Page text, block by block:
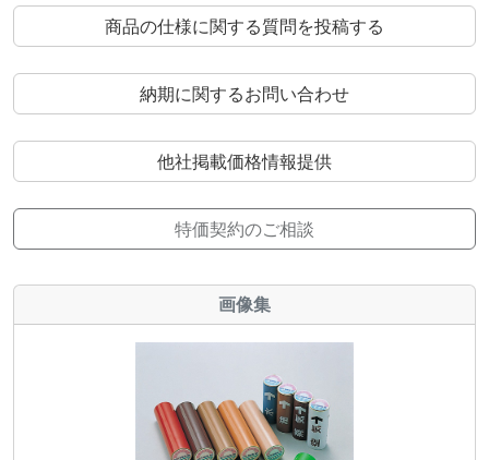
商品の仕様に関する質問を投稿する
納期に関するお問い合わせ
他社掲載価格情報提供
特価契約のご相談
画像集